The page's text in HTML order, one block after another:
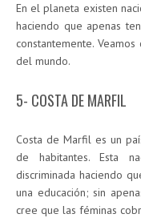
En el planeta existen
haciendo que apenas
constantemente.
del mundo.
5- COSTA DE MARFIL
Costa de Marfil es un
de habitantes. Esta
discriminada haciendo
una educación; sin
cree que las féminas